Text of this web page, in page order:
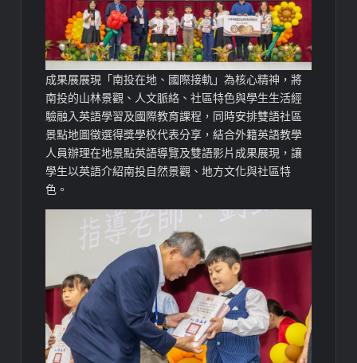
成果展展現「南投在地、國際接軌」為核心精神，將
南投的山林景觀、人文脈絡、社區特色與學生生活經
驗融入英語學習及國際教育課程，同時安排雙語社區
景點地圖徵選得獎學校代表分享，結合外籍英語教學
人員辦理在地景點英語導覽及雙語影片成果展現，讓
學生以英語介紹南投自然景觀、地方文化與社區特
色。